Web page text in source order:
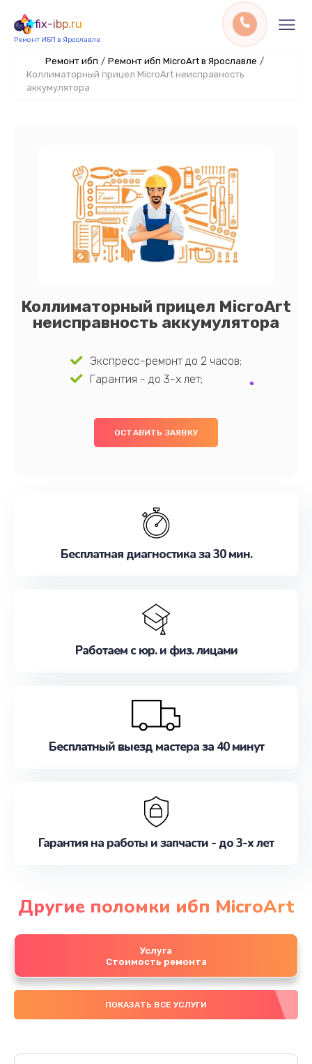
fix-ibp.ru
Ремонт ИБП в Ярославле
Ремонт ибп / Ремонт ибп MicroArt в Ярославле /
Коллиматорный прицел MicroArt неисправность
аккумулятора
Коллиматорный прицел MicroArt
неисправность аккумулятора
Экспресс-ремонт до 2 часов;
Гарантия - до 3-х лет;
ОСТАВИТЬ ЗАЯВКУ
Бесплатная диагностика за 30 мин.
Работаем с юр. и физ. лицами
Бесплатный выезд мастера за 40 минут
Гарантия на работы и запчасти - до 3-х лет
Другие поломки ибп MicroArt
Услуга
Стоимость ремонта
ПОКАЗАТЬ ВСЕ УСЛУГИ